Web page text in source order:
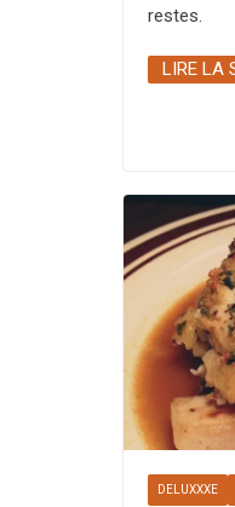
restes.
LIRE LA
DELUXXXE